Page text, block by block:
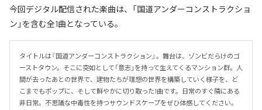
今回デジタル配信された楽曲は、「国道アンダーコンストラクショ
ン」を含む全1曲となっている。
タイトルは『国道アンダーコンストラクション』。舞台は、ゾンビだらけのゴ
ーストタウン。そこに突如として「意志」を持って生えてくるマンション群。人
間が去ったあとの世界で、建物たちが理想の世界を構築していく様子を、ど
こまでもポップに、そして鮮やかに切り取った1曲です。日常のすぐ隣にある
非日常。不思議な中毒性を持つサウンドスケープをぜひ体感してください。